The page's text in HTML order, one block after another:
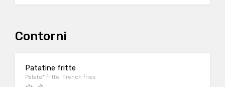
Contorni
Patatine fritte
Patate* fritte. French fries.